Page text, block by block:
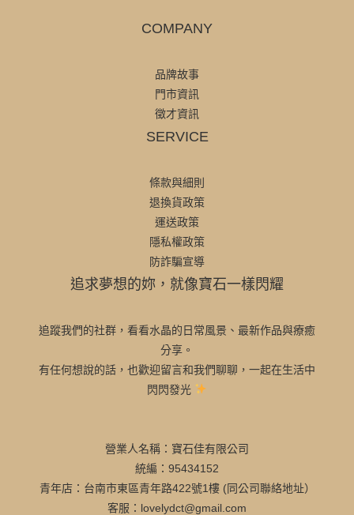
COMPANY
品牌故事
門市資訊
徵才資訊
SERVICE
條款與細則
退換貨政策
運送政策
隱私權政策
防詐騙宣導
追求夢想的妳，就像寶石一樣閃耀
追蹤我們的社群，看看水晶的日常風景、最新作品與療癒
分享。
有任何想說的話，也歡迎留言和我們聊聊，一起在生活中
閃閃發光
營業人名稱：寶石佳有限公司
統編：95434152
青年店：台南市東區青年路422號1樓 (同公司聯絡地址）
客服：lovelydct@gmail.com